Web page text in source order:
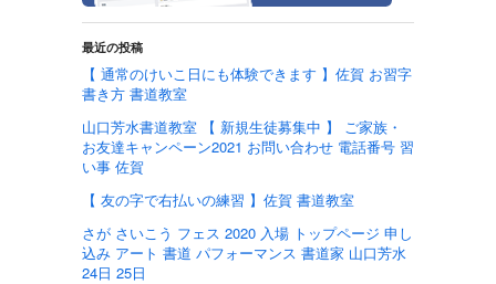
最近の投稿
【 通常のけいこ日にも体験できます 】佐賀 お習字
書き方 書道教室
山口芳水書道教室 【 新規生徒募集中 】 ご家族・
お友達キャンペーン2021 お問い合わせ 電話番号 習
い事 佐賀
【 友の字で右払いの練習 】佐賀 書道教室
さが さいこう フェス 2020 入場 トップページ 申し
込み アート 書道 パフォーマンス 書道家 山口芳水
24日 25日